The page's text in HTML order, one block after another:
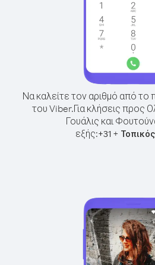
Να καλείτε τον αριθμό από το
του Viber.Για κλήσεις προς
Γουάλις και
εξής:+31+